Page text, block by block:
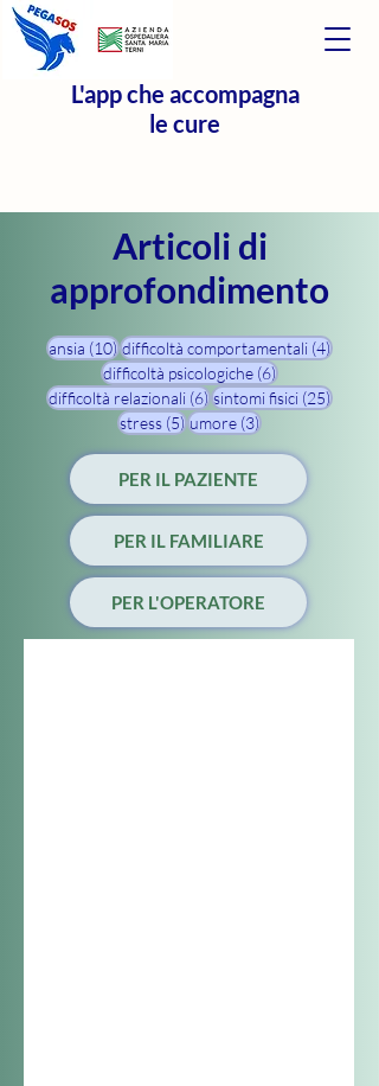
L'app che accompagna
le cure
Articoli di
approfondimento
ansia (10)10 post
difficoltà comportamentali (4)4 post
difficoltà psicologiche (6)6 post
difficoltà relazionali (6)6 post
sintomi fisici (25)25 post
stress (5)5 post
umore (3)3 post
PER IL PAZIENTE
PER IL FAMILIARE
PER L'OPERATORE